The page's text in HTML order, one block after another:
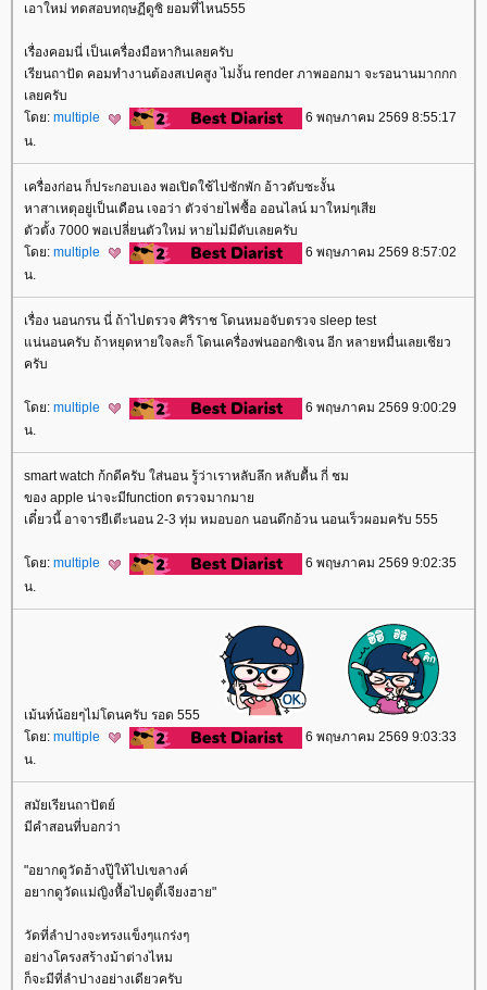
เอาใหม่ ทดสอบทฤษฏีดูซิ ยอมที่ไหน555
เรื่องคอมนี่ เป็นเครื่องมือหากินเลยครับ
เรียนถาปัด คอมทำงานต้องสเปคสูง ไม่งั้น render ภาพออกมา จะรอนานมากกก
เลยครับ
ดย: multiple
6 พฤษภาคม 2569 8:55:17
น.
เครื่องก่อน ก็ประกอบเอง พอเปิดใช้ไปซักพัก อ้าวดับซะงั้น
หาสาเหตุอยู่เป็นเดือน เจอว่า ตัวจ่ายไฟซื้อ ออนไลน์ มาใหม่ๆเสี
ตัวตั้ง 7000 พอเปลี่ยนตัวใหม่ หายไม่มีดับเลยครับ
ดย: multiple
6 พฤษภาคม 2569 8:57:02
น.
เรื่อง นอนกรน นี่ ถ้าไปตรวจ ศิริราช โดนหมอจับตรวจ sleep test
น่นอนครับ ถ้าหยุดหายใจละก็ โดนเครื่องพ่นออกซิเจน อีก หลายหมื่นเลยเชียว
ครับ
ดย: multiple
6 พฤษภาคม 2569 9:00:29
น.
smart watch ก้กดีครับ ใส่นอน รู้ว่าเราหลับลึก หลับตื้น กี่ ชม
ของ apple น่าจะมีfunction ตรวจมากมา
เดี๋ยวนี้ อาจารยืเตีะนอน 2-3 ทุ่ม หมอบอก นอนดึกอ้วน นอนเร็วผอมครับ 555
ดย: multiple
6 พฤษภาคม 2569 9:02:35
น.
เม้นท์น้อยๆไม่โดนครับ รอด 555
ดย: multiple
6 พฤษภาคม 2569 9:03:33
น.
สมัยเรียนถาปัตย์
มีคำสอนที่บอกว่า
"อยากดูวัดฮ้างปู๊ให้ไปเขลางค์
อยากดูวัดแม่ญิงหื้อไปดูตี้เจียงฮาย"
วัดที่ลำปางจะทรงแข็งๆแกร่งๆ
อย่างโครงสร้างม้าต่างไหม
ก็จะมีที่ลำปางอย่างเดียวครับ